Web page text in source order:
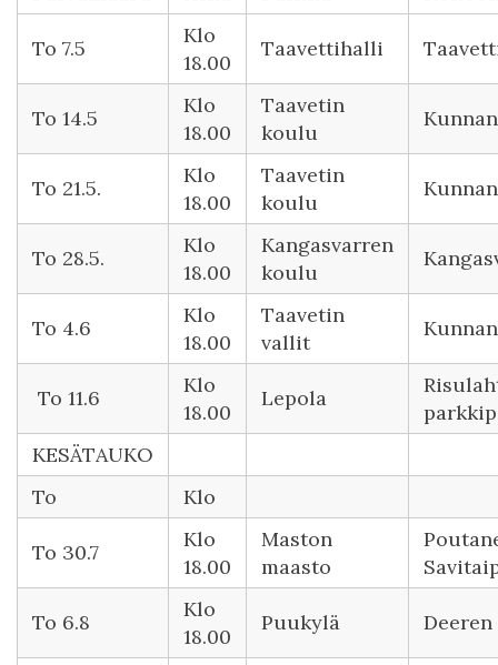
T o 7.5
K lo
18.00
T aavettihalli T
T o 14.5
K lo
18.00
T aavetin
koulu
T o 21.5.
K lo
18.00
T aavetin
koulu
K
T o 28.5.
K lo
18.00
K angasvarren
koulu
K
T o 4.6
K lo
18.00
T aavetin
vallit
K
To 11.6
K lo
18.00
L epola
R
K ESÄTAUKO
T o
K lo
T o 30.7
K lo
18.00
M aston
maasto
P
T o 6.8
K lo
18.00
P uukylä D